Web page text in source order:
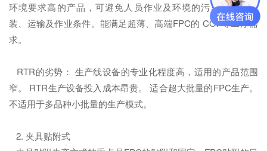
环境要求高的产品，可避免人员作业及环境的污染。简化包
装、运输及作业条件。能满足超薄、高端FPC的 COF等工序需
求。
RTR的劣势： 生产线设备的专业化程度高，适用的产品范围
窄。 RTR生产设备投入成本昂贵。 适合超大批量的FPC生产。
不适用于多品种小批量的生产模式。
2. 夹具贴附式